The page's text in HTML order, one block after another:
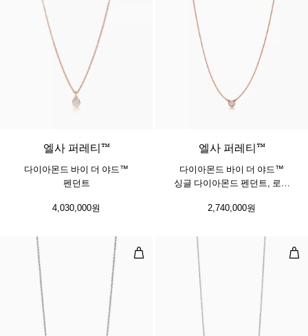
엘사 퍼레티™
다이아몬드 바이 더 야드™
펜던트
4,030,000원
엘사 퍼레티™
다이아몬드 바이 더 야드™
싱글 다이아몬드 펜던트, 로즈
2,740,000원
스마일 미디엄 펜던트, 화이트 골드,
스